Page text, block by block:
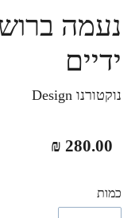
נעמה
ידיים
נוקטורנו Design
מחיר
280.00 ₪
כמות